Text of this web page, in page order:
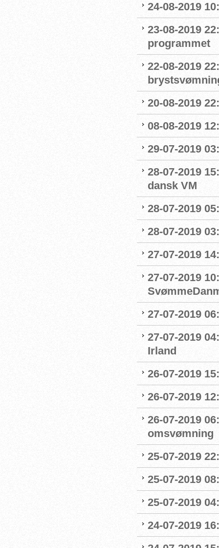
24-08-2019
23-08-2019
programmet
22-08-2019
20-08-2019
08-08-2019
29-07-2019
28-07-2019
dansk VM
28-07-2019
28-07-2019
27-07-2019
27-07-2019
27-07-2019
27-07-2019
Irland
26-07-2019
26-07-2019
26-07-2019
omsvømning
25-07-2019
25-07-2019
25-07-2019
24-07-2019